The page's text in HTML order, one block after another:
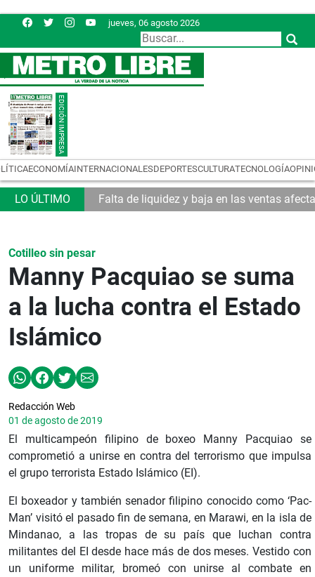
jueves, 06 agosto 2026
ECONOMÍAINTERNACIONALESDEPORTESCULTURATECNOLOGÍA
Falta de liquidez y baja en las ventas
Cotilleo sin pesar
Manny Pacquiao se suma
a la lucha contra el Estado
Islámico
Redacción Web
01 de agosto de 2019
El multicampeón filipino de boxeo Manny Pacquiao se
comprometió a unirse en contra del terrorismo que impulsa
el grupo terrorista Estado Islámico (EI).
El boxeador y también senador filipino conocido como ‘Pac-
Man’ visitó el pasado fin de semana, en Marawi, en la isla de
Mindanao, a las tropas de su país que luchan contra
militantes del EI desde hace más de dos meses. Vestido con
un uniforme militar, bromeó con unirse al combate en